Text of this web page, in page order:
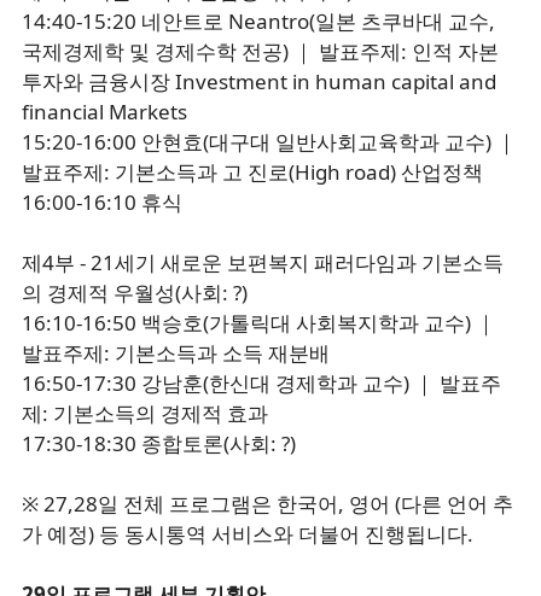
14:40-15:20 네안트로 Neantro(일본 츠쿠바대 교수,
국제경제학 및 경제수학 전공) ｜ 발표주제: 인적 자본
투자와 금융시장 Investment in human capital and
financial Markets
15:20-16:00 안현효(대구대 일반사회교육학과 교수) ｜
발표주제: 기본소득과 고 진로(High road) 산업정책
16:00-16:10 휴식
제4부 - 21세기 새로운 보편복지 패러다임과 기본소득
의 경제적 우월성(사회: ?)
16:10-16:50 백승호(가톨릭대 사회복지학과 교수) ｜
발표주제: 기본소득과 소득 재분배
16:50-17:30 강남훈(한신대 경제학과 교수) ｜ 발표주
제: 기본소득의 경제적 효과
17:30-18:30 종합토론(사회: ?)
※ 27,28일 전체 프로그램은 한국어, 영어 (다른 언어 추
가 예정) 등 동시통역 서비스와 더불어 진행됩니다.